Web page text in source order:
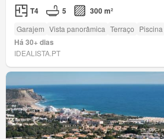
T4 5 300 m²
Garajem Vista panorâmica Terraço Piscina
Há 30+ dias
IDEALISTA.PT